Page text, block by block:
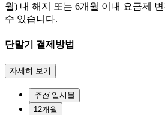
월) 내 해지 또는 6개월 이내 요금제
수 있습니다.
단말기 결제방법
자세히 보기
추천 일시불
12개월